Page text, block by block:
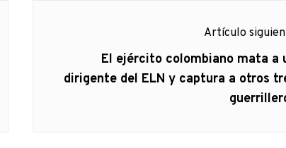
Artículo
Artículo
siguiente:
El ejército colombiano mata a
dirigente del ELN y captura a otros